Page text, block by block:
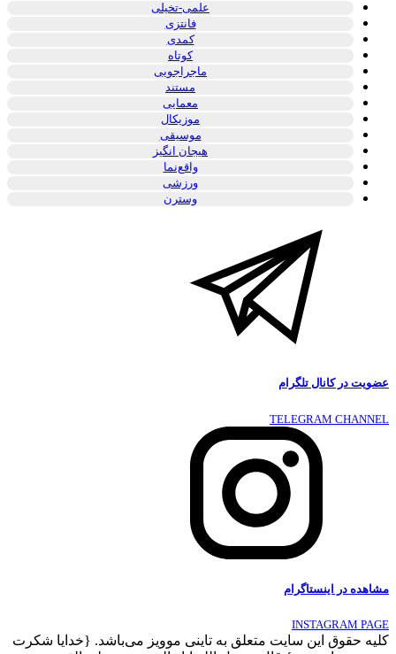
علمی-تخیلی
فانتزی
کمدی
کوتاه
ماجراجویی
مستند
معمایی
موزیکال
موسیقی
هیجان انگیز
واقع‌نما
ورزشی
وسترن
عضویت در کانال تلگرام
TELEGRAM CHANNEL
مشاهده در اینستاگرام
INSTAGRAM PAGE
کلیه حقوق این سایت متعلق به تاینی موویز می‌باشد. {خدایا شکرت